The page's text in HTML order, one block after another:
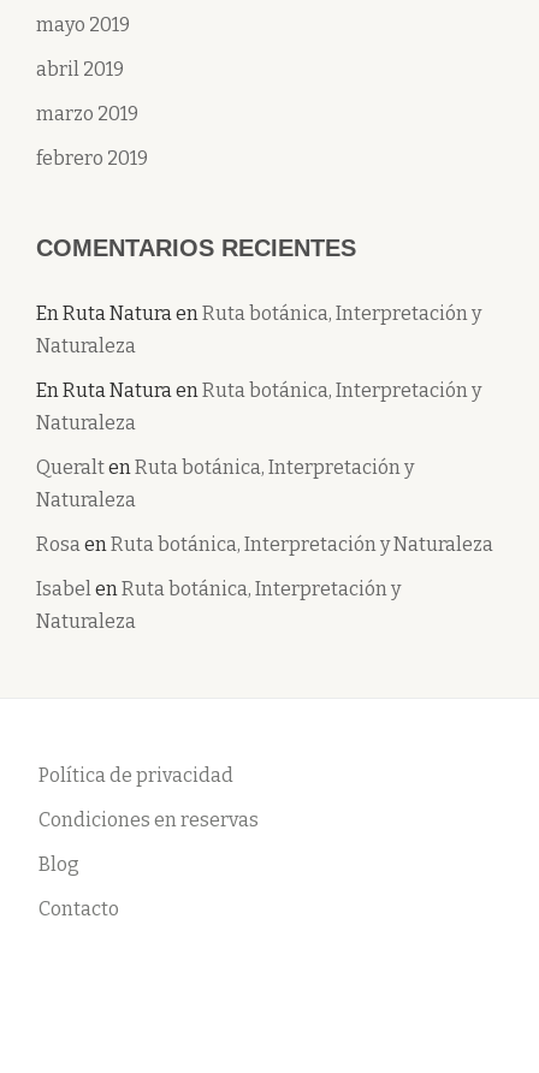
mayo 2019
abril 2019
marzo 2019
febrero 2019
COMENTARIOS RECIENTES
En Ruta NaturaenRuta botánica, Interpretación y
Naturaleza
En Ruta NaturaenRuta botánica, Interpretación y
Naturaleza
QueraltenRuta botánica, Interpretación y
Naturaleza
RosaenRuta botánica, Interpretación y Naturaleza
IsabelenRuta botánica, Interpretación y
Naturaleza
Política de privacidad
Condiciones en reservas
Blog
Contacto